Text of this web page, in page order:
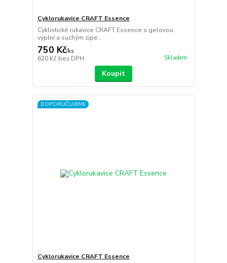
Cyklorukavice CRAFT Essence
Cyklistické rukavice CRAFT Essence s gelovou
výplní a suchým zipe...
750 Kč/ks
620 Kč bez DPH Skladem
Koupit
DOPORUČUJEME
Cyklorukavice CRAFT Essence